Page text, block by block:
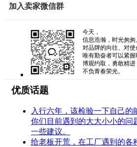
加入卖家微信群
今天，
信息浩瀚，时光匆匆
对品牌的向往、对使
唯有勤奋者可以紧握
博观约取，勇敢精进
不负青春荣光。
优质话题
入行六年，该检验一下自己的
你们目前遇到的大大小小的问
一些建议。
给老板开荒，在工厂遇到的各